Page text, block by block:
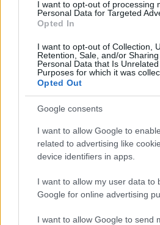
I want to opt-out of processing
Personal Data for Targeted
Opted In
I want to opt-out of Collection,
Retention, Sale, and/or
Personal Data that Is
Purposes for which it was
Opted Out
Google consents
I want to allow Google to
related to advertising like
device identifiers in apps.
I want to allow my user data to
Google for online advertising
I want to allow Google to send
Környezetvédelem Svájc Street art